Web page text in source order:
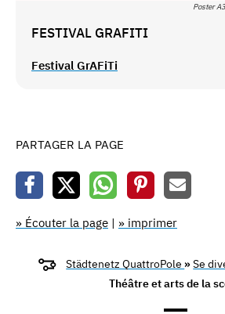
Poster
FESTIVAL GRAFITI
Festival GrAFiTi
PARTAGER LA PAGE
» Écouter la page | » imprimer
Städtenetz QuattroPole »Se
Théâtre et arts de la